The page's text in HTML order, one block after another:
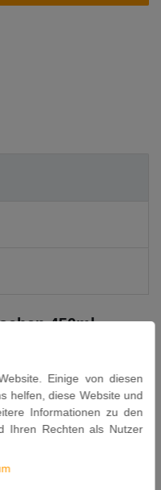
450ml
Salz, Säuerungsmittel:
Einige von diesen
helfen, diese Website und
Informationen zu den
Ihren Rechten als Nutzer